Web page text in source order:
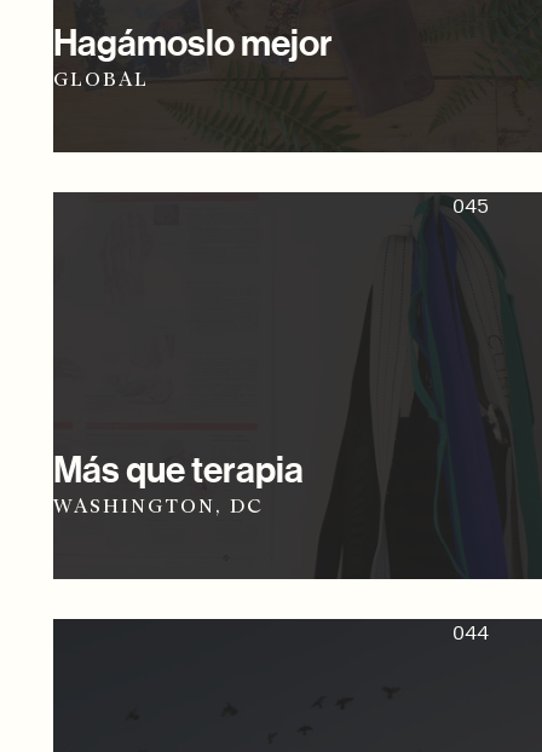
Hagámoslo mejor
GLOBAL
045
Más que terapia
WASHINGTON, DC
044